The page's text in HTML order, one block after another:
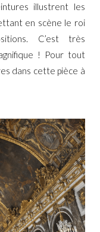
illustrent les
en scène le roi
C’est très
! Pour tout
dans cette pièce à